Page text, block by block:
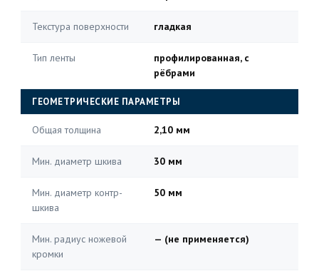
Текстура поверхности гладкая
Тип ленты
профилированная, с
рёбрами
ГЕОМЕТРИЧЕСКИЕ ПАРАМЕТРЫ
Общая толщина 2,10 мм
Мин. диаметр шкива 30 мм
Мин. диаметр контр-
шкива
50 мм
Мин. радиус ножевой
кромки
— (не применяется)